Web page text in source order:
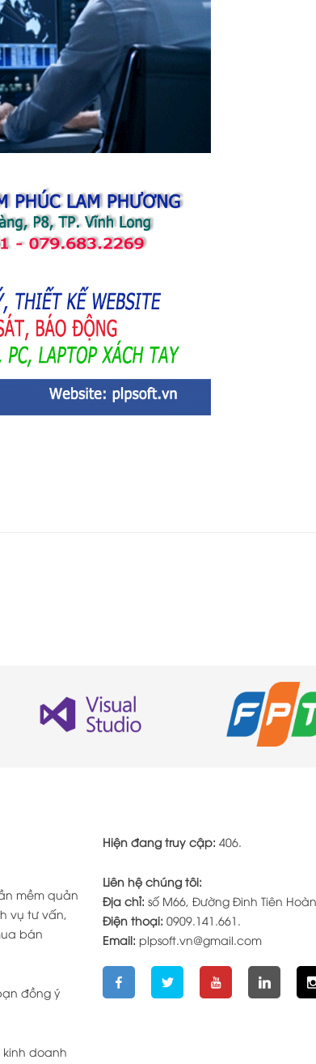
mềm quản
vụ tư vấn,
bán
đồng ý
kinh doanh
Hiện đang truy cập: 406.
Liên hệ chúng tôi:
Địa chỉ: số M66, Đường Đinh Tiên
Điện thoại: 0909.141.661.
Email: plpsoft.vn@gmail.com